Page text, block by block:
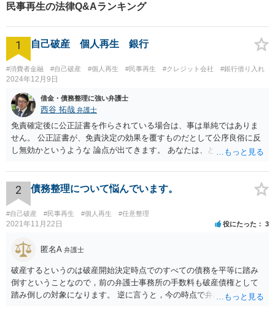
民事再生の法律Q&Aランキング
1 自己破産 個人再生 銀行
#消費者金融 #自己破産 #個人再生 #民事再生 #クレジット会社 #銀行借り入れ
2024年12月9日
借金・債務整理に強い弁護士
西谷 拓哉 弁護士
免責確定後に公正証書を作らされている場合は、事は単純ではありま
せん。 公正証書が、免責決定の効果を覆すものだとして公序良俗に反
し無効かというような 論点が出てきます。 あなたは、どこかできちん
を設けてもらう必要が高いと思います。 ネットで広告を出しているよ
うな法律事務所だと、またまずい処理をする法律事務所に相談してし
まう恐れがあるので まずは、下記のURLを参考に、弁護士会が設置・
開催している、債務整理等の相談を受けて今回の一連の流れを踏まえ
て相談されることをお勧め致します。 https://www.horitsu-sodan.jp/so
2 債務整理について悩んでいます。
#自己破産 #民事再生 #個人再生 #任意整理
2021年11月22日 役にたった 3
匿名A 弁護士
破産するというのは破産開始決定時点でのすべての債務を平等に踏み
倒すということなので，前の弁護士事務所の手数料も破産債権として
踏み倒しの対象になります。 逆に言うと，今の時点で弁護士手数料を